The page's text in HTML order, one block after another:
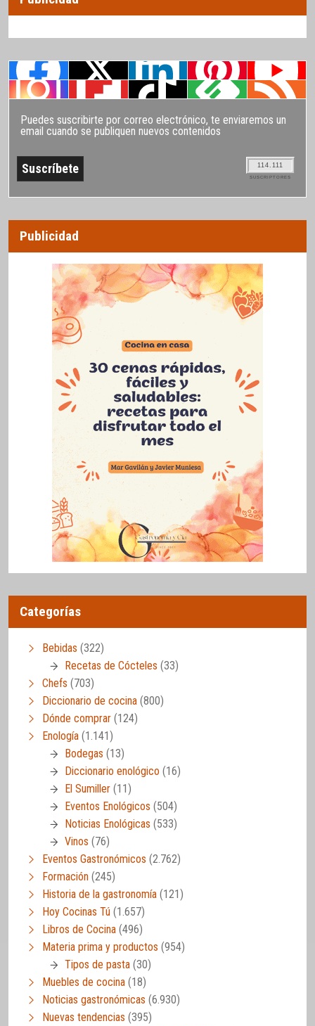
Puedes suscribirte por correo electrónico, te enviaremos un
email cuando se publiquen nuevos contenidos
114.111
SUSCRIPTORES
Publicidad
Categorías
Bebidas (322)
Recetas de Cócteles (33)
Chefs (703)
Diccionario de cocina (800)
Dónde comprar (124)
Enología (1.141)
Bodegas (13)
Diccionario enológico (16)
El Sumiller (11)
Eventos Enológicos (504)
Noticias Enológicas (533)
Vinos (76)
Eventos Gastronómicos (2.762)
Formación (245)
Historia de la gastronomía (121)
Hoy Cocinas Tú (1.657)
Libros de Cocina (496)
Materia prima y productos (954)
Tipos de pasta (30)
Muebles de cocina (18)
Noticias gastronómicas (6.930)
Nuevas tendencias (395)